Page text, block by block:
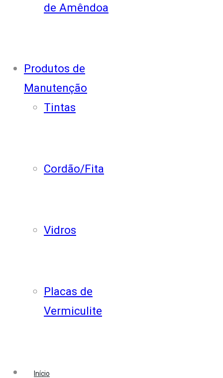
de Amêndoa
Produtos de
Manutenção
Tintas
Cordão/Fita
Vidros
Placas de
Vermiculite
Início